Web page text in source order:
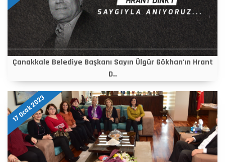
Çanakkale Belediye Başkanı Sayın Ülgür Gökhan'ın Hrant
D..
17 Ocak 2023